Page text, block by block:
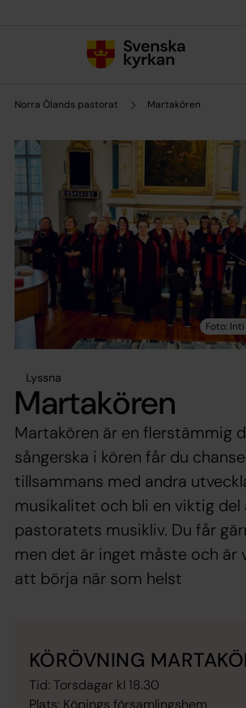
Norra Ölands pastorat Martakören
Lyssna
Martakören
Martakören är en flerstämmig
sångerska i kören får du
tillsammans med andra
musikalitet och bli en viktig del
pastoratets musikliv. Du får
men det är inget måste och är
att börja när som helst
KÖRÖVNING
Tid: Torsdagar kl 18.30
Plats: Köpings församlingshem